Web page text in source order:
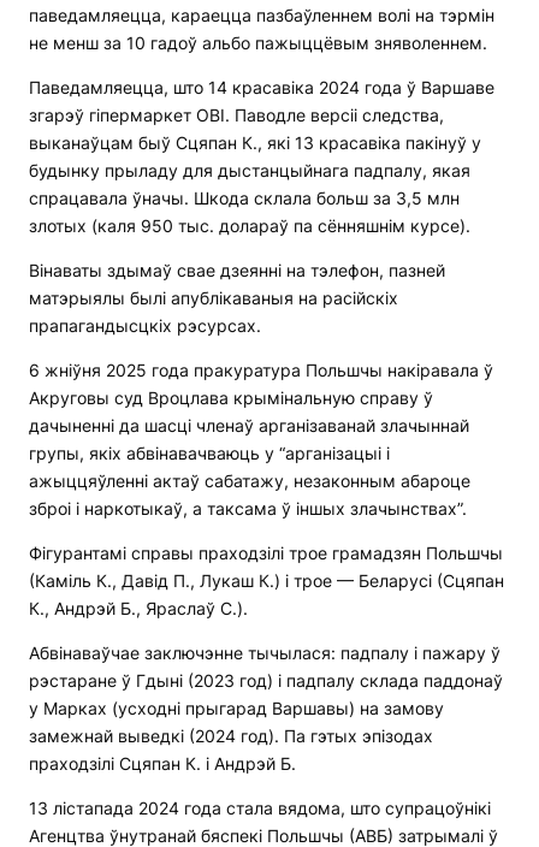
паведамляецца, караецца пазбаўленнем волі на тэрмін
не менш за 10 гадоў альбо пажыццёвым зняволеннем.
Паведамляецца, што 14 красавіка 2024 года ў Варшаве
згарэў гіпермаркет OBI. Паводле версіі следства,
выканаўцам быў Сцяпан К., які 13 красавіка пакінуў у
будынку прыладу для дыстанцыйнага падпалу, якая
спрацавала ўначы. Шкода склала больш за 3,5 млн
злотых (каля 950 тыс. долараў па сённяшнім курсе).
Вінаваты здымаў свае дзеянні на тэлефон, пазней
матэрыялы былі апублікаваныя на расійскіх
прапагандысцкіх рэсурсах.
6 жніўня 2025 года пракуратура Польшчы накіравала ў
Акруговы суд Вроцлава крымінальную справу ў
дачыненні да шасці членаў арганізаванай злачыннай
групы, якіх абвінавачваюць у “арганізацыі і
ажыццяўленні актаў сабатажу, незаконным абароце
зброі і наркотыкаў, а таксама ў іншых злачынствах”.
Фігурантамі справы праходзілі трое грамадзян Польшчы
(Каміль К., Давід П., Лукаш К.) і трое — Беларусі (Сцяпан
К., Андрэй Б., Яраслаў С.).
Абвінаваўчае заключэнне тычылася: падпалу і пажару ў
рэстаране ў Гдыні (2023 год) і падпалу склада паддонаў
у Марках (усходні прыгарад Варшавы) на замову
замежнай выведкі (2024 год). Па гэтых эпізодах
праходзілі Сцяпан К. і Андрэй Б.
13 лістапада 2024 года стала вядома, што супрацоўнікі
Агенцтва ўнутранай бяспекі Польшчы (АВБ) затрымалі ў